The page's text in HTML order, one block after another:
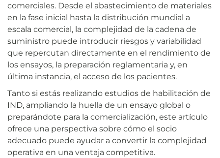
comerciales. Desde el abastecimiento de materiales
en la fase inicial hasta la distribución mundial a
escala comercial, la complejidad de la cadena de
suministro puede introducir riesgos y variabilidad
que repercutan directamente en el rendimiento de
los ensayos, la preparación reglamentaria y, en
última instancia, el acceso de los pacientes.
Tanto si estás realizando estudios de habilitación de
IND, ampliando la huella de un ensayo global o
preparándote para la comercialización, este artículo
ofrece una perspectiva sobre cómo el socio
adecuado puede ayudar a convertir la complejidad
operativa en una ventaja competitiva.